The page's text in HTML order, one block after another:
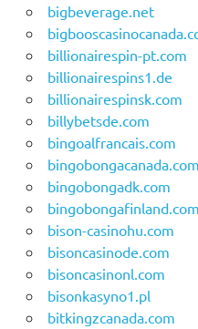
bigbeverage.net
billionairespin-pt.com
billionairespins1.de
billionairespinsk.com
billybetsde.com
bingoalfrancais.com
bingobongacanada.com
bingobongadk.com
bingobongafinland.com
bison-casinohu.com
bisoncasinode.com
bisoncasinonl.com
bisonkasyno1.pl
bitkingzcanada.com